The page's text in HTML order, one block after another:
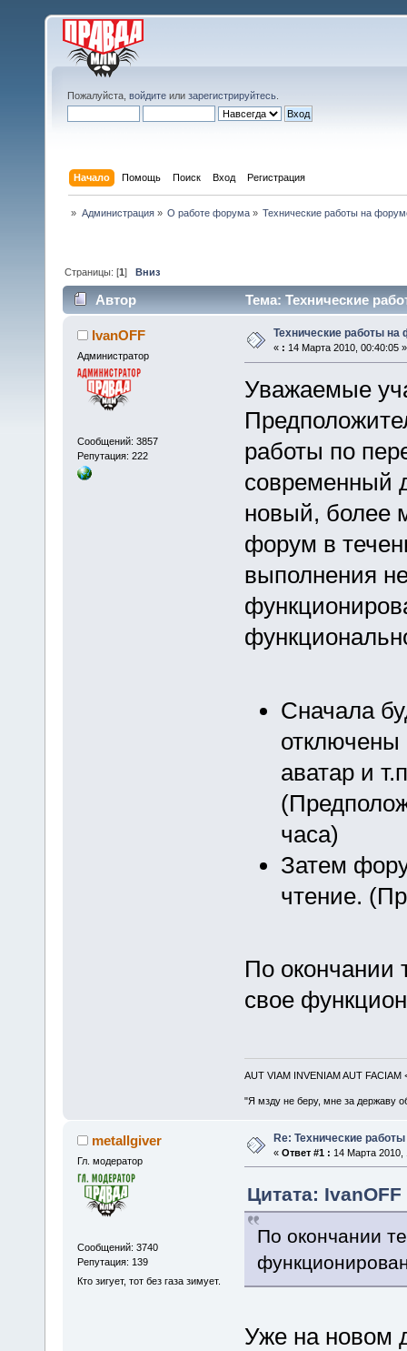
Пожалуйста, войдите или зарегистрируйтесь
Начало Помощь Поиск Вход Регистрация
» Администрация» О работе форума» Технические работы на
Страницы: [1]Вниз
Автор Тема: Технические
IvanOFF
Администратор
Сообщений: 3857
Репутация: 222
Технические работы на
« : 14 Марта 2010, 00:40:05 »
Уважаемые
работы по
современный
новый, более
форум в
выполнения
Сначала
отключены
аватар и
часа)
Затем
чтение.
По окончании
свое
AUT VIAM INVENIAM AUT FACIAM
"Я мзду не беру, мне за державу
metallgiver
Гл. модератор
Сообщений: 3740
Репутация: 139
Кто зигует, тот без газа зимует.
Re: Технические
« Ответ #1 : 14 Марта 2010,
Цитата:
По окончании
Уже на новом